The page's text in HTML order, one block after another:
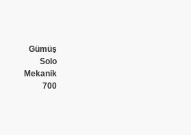
Gümüş
Solo
Mekanik
700